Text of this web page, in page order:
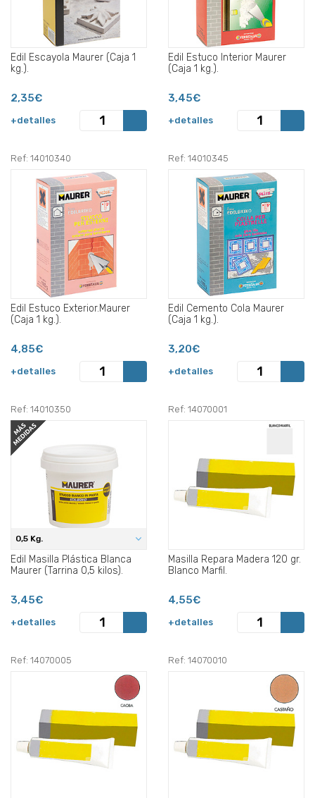
Edil Escayola Maurer (Caja 1
kg.).
2,35€
+detalles
Edil Estuco Interior Maurer
(Caja 1 kg.).
3,45€
+detalles
Ref: 14010340
Edil Estuco Exterior.Maurer
(Caja 1 kg.).
4,85€
+detalles
Ref: 14010345
Edil Cemento Cola Maurer
(Caja 1 kg.).
3,20€
+detalles
Ref: 14010350
0,5 Kg.
Edil Masilla Plástica Blanca
Maurer (Tarrina 0,5 kilos).
3,45€
+detalles
Ref: 14070001
Masilla Repara Madera 120 gr.
Blanco Marfil.
4,55€
+detalles
Ref: 14070005 Ref: 14070010